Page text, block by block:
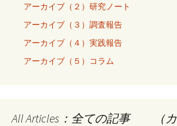
アーカイブ（２）研究ノート
アーカイブ（３）調査報告
アーカイブ（４）実践報告
アーカイブ（５）コラム
All Articles：全ての記事 （カ